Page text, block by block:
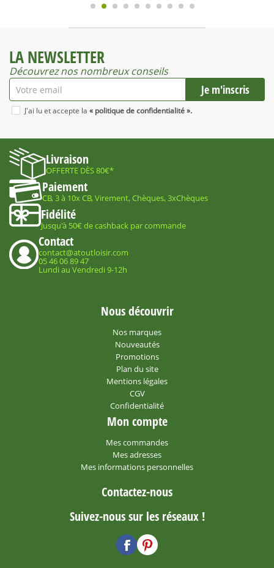
LA NEWSLETTER
Découvrez nos nombreux conseils
J'ai lu et accepte la « politique de confidentialité ».
Livraison
OFFERTE DÈS 80€*
Paiement
CB, 3 à 10x CB, Virement, Chèques, 3xChèques
Fidélité
Jusqu'à 50€ de cashback par commande
Contact
contact@atoutloisir.com
05 46 06 89 47
Lundi au Vendredi 9-12h
Nous découvrir
Nos marques
Nouveautés
Promotions
Plan du site
Mentions légales
CGV
Confidentialité
Mon compte
Mes commandes
Mes adresses
Mes informations personnelles
Contactez-nous
Suivez-nous sur les réseaux !